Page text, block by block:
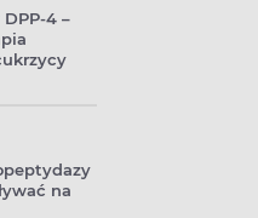
4 –
na